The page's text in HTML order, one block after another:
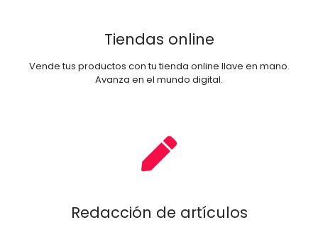
Tiendas online
Vende tus productos con tu tienda online llave en mano.
Avanza en el mundo digital.
Redacción de artículos